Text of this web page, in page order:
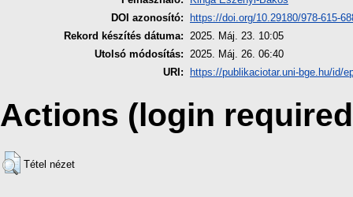
DOI azonosító:
https://doi.org/10.29180/978-615-
Rekord készítés dátuma:
2025. Máj. 23. 10:05
Utolsó módosítás:
2025. Máj. 26. 06:40
URI:
https://publikaciotar.uni-bge.hu/id/
Actions (login
Tétel nézet